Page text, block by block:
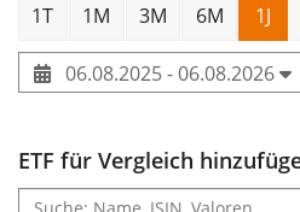
1T 1M 3M 6M 1J
06.08.2025 - 06.08.2026
ETF für Vergleich